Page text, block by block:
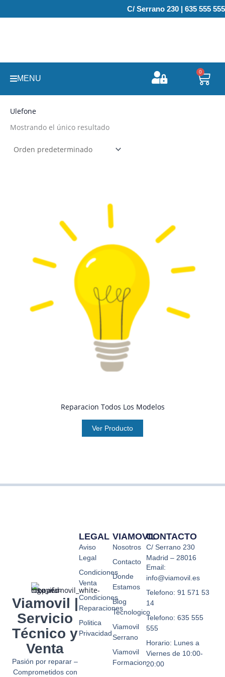
al
C/ Serrano 230 | 635 555 555
MENU
0
Ulefone
Mostrando el único resultado
Reparacion Todos Los Modelos
Ver Producto
Viamovil |
Servicio
Técnico y
Venta
Pasión por reparar –
Comprometidos con
VIAMOVIL
Nosotros
Contacto
Donde
Estamos
Blog
Tecnologico
Viamovil
Serrano
Viamovil
Formacion
LEGAL
Aviso
Legal
Condiciones
Venta
Condiciones
Reparaciones
Politica
Privacidad
CONTACTO
C/ Serrano 230
Madrid – 28016
Email:
info@viamovil.es
Telefono: 91 571 53
14
Telefono: 635 555
555
Horario: Lunes a
Viernes de 10:00-
20:00